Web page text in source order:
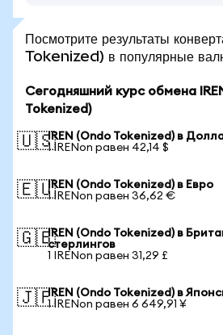
Посмотрите результаты
Tokenized) в популярные
Сегодняшний курс обмена
Tokenized)
🇺🇸IREN (Ondo Tokenized) в
1 IRENon равен 42,14 $
🇪🇺IREN (Ondo Tokenized) в Евро
1 IRENon равен 36,62 €
🇬🇧IREN (Ondo Tokenized) в
стерлингов
1 IRENon равен 31,29 £
🇯🇵IREN (Ondo Tokenized) в
1 IRENon равен 6 649,91 ¥